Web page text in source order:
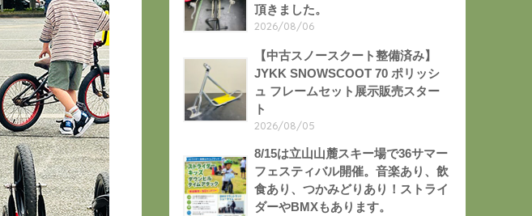
頂きました。
2026/08/06
【中古スノースクート整備済み】
JYKK SNOWSCOOT 70 ポリッシ
ュ フレームセット展示販売スター
ト
2026/08/05
8/15は立山山麓スキー場で36サマー
フェスティバル開催。音楽あり、飲
食あり、つかみどりあり！ストライ
ダーやBMXもあります。